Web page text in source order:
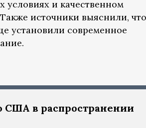
условиях и качественном
источники выяснили, что
установили современное
в распространении